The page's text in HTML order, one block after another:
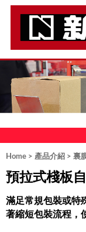
Home > 產品介紹 > 裏
預拉式棧板
滿足常規包裝或特
著縮短包裝流程，